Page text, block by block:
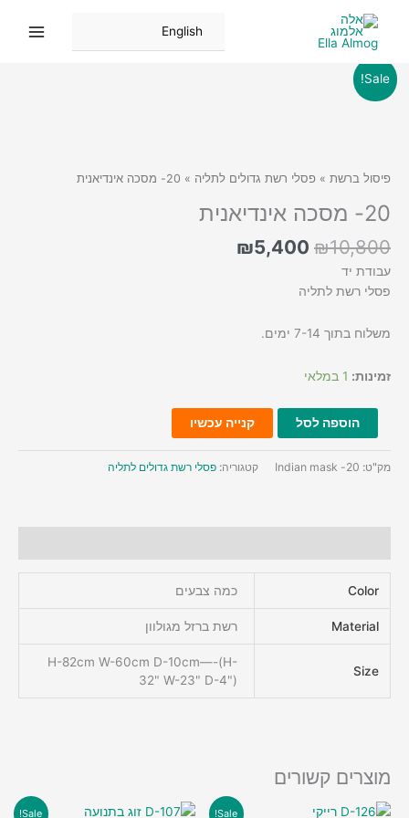
English
Sale!
פיסול ברשת » פסלי רשת גדולים לתליה » 20- מסכה אינדיאנית
20- מסכה אינדיאנית
₪10,800
המחיר
היה:
₪5,400
עבודת יד
פסלי רשת לתליה
משלוח בתוך 7-14 ימים.
זמינות: 1 במלאי
של
מסכה
הוספה לסל קנייה עכשיו
מק"ט: 20- Indian mask קטגוריה: פסלי רשת גדולים לתליה
Color כמה צבעים
Material רשת ברזל מגולוון
Size
H-82cm W-60cm D-10cm—-(H-
32" W-23" D-4")
מוצרים קשורים
Sale!
Sale!